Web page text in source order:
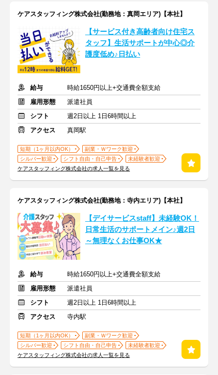
ケアスタッフィング株式会社(勤務地：真岡エリア)【本社】
【サービス付き高齢者向け住宅ス
タッフ】生活サポートが中心◎介
護度低め♪日払い
給与
時給1650円以上+交通費全額支給
雇用形態
派遣社員
シフト
週2日以上 1日6時間以上
アクセス
真岡駅
短期（1ヶ月以内OK）
副業・Ｗワーク歓迎
シルバー歓迎
シフト自由・自己申告
未経験者歓迎
ケアスタッフィング株式会社の求人一覧を見る
ケアスタッフィング株式会社(勤務地：寺内エリア)【本社】
【デイサービスstaff】未経験OK！
日常生活のサポートメイン♪週2日
～無理なくお仕事OK★
給与
時給1650円以上+交通費全額支給
雇用形態
派遣社員
シフト
週2日以上 1日6時間以上
アクセス
寺内駅
短期（1ヶ月以内OK）
副業・Ｗワーク歓迎
シルバー歓迎
シフト自由・自己申告
未経験者歓迎
ケアスタッフィング株式会社の求人一覧を見る